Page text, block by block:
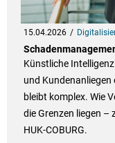
15.04.2026
Künstliche
und
bleibt komplex. Wie
die Grenzen liegen –
HUK-COBURG.